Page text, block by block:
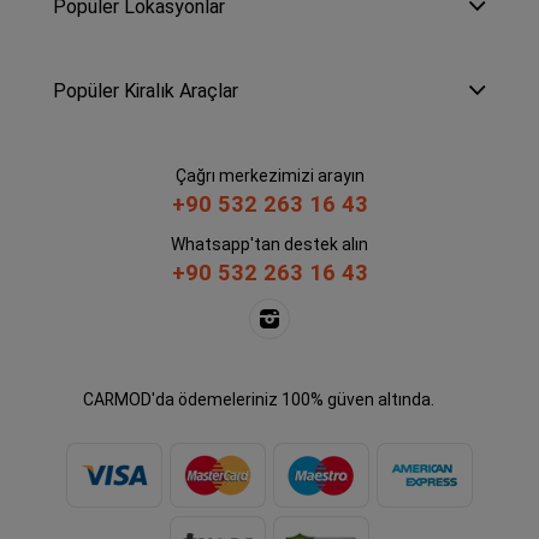
Popüler Lokasyonlar
Popüler Kiralık Araçlar
Çağrı merkezimizi arayın
+90 532 263 16 43
Whatsapp'tan destek alın
+90 532 263 16 43
CARMOD'da ödemeleriniz 100% güven altında.